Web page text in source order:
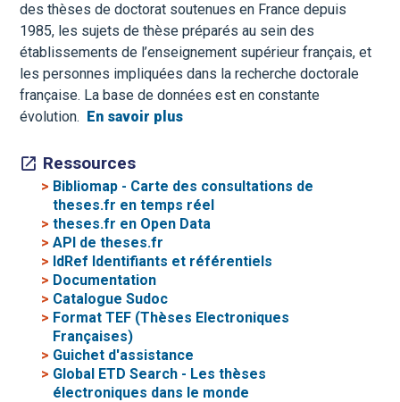
des thèses de doctorat soutenues en France depuis
1985, les sujets de thèse préparés au sein des
établissements de l’enseignement supérieur français, et
les personnes impliquées dans la recherche doctorale
française. La base de données est en constante
évolution.
En savoir plus
Ressources
> Bibliomap - Carte des consultations de
theses.fr en temps réel
>theses.fr en Open Data
>API de theses.fr
> IdRef Identifiants et référentiels
> Documentation
> Catalogue Sudoc
> Format TEF (Thèses Electroniques
Françaises)
> Guichet d'assistance
> Global ETD Search - Les thèses
électroniques dans le monde